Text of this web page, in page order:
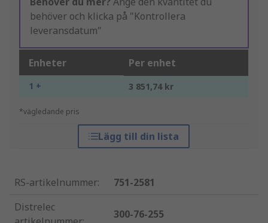
behöver och klicka på "Kontrollera
leveransdatum"
Enheter Per enhet
1 + 3 851,74 kr
*vägledande pris
Lägg till din lista
RS-artikelnummer:
751-2581
Distrelec
300-76-255